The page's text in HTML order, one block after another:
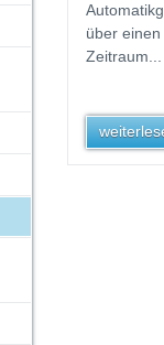
über
Zeitraum...